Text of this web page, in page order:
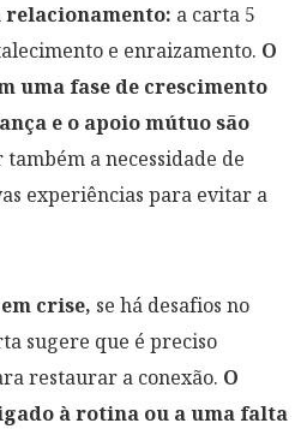
relacionamento: a carta 5
e enraizamento. O
uma fase de crescimento
e o apoio mútuo são
a necessidade de
experiências para evitar a
crise, se há desafios no
sugere que é preciso
restaurar a conexão. O
à rotina ou a uma falta